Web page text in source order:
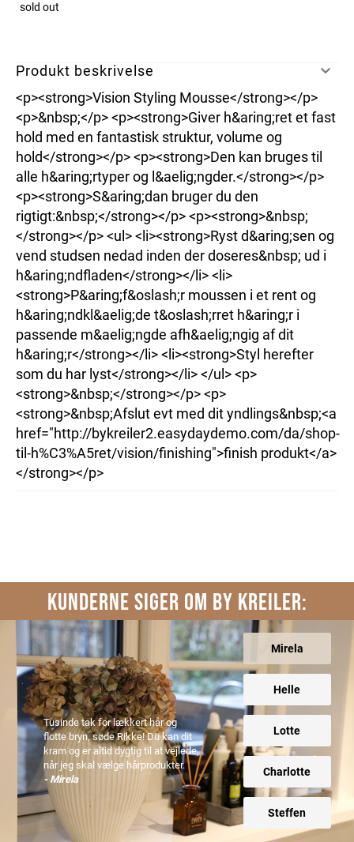
sold out
Produkt beskrivelse
<p><strong>Vision Styling Mousse</strong></p>
<p>&nbsp;</p> <p><strong>Giver h&aring;ret et fast
hold med en fantastisk struktur, volume og
hold</strong></p> <p><strong>Den kan bruges til
alle h&aring;rtyper og l&aelig;ngder.</strong></p>
<p><strong>S&aring;dan bruger du den
rigtigt:&nbsp;</strong></p> <p><strong>&nbsp;
</strong></p> <ul> <li><strong>Ryst d&aring;sen og
vend studsen nedad inden der doseres&nbsp; ud i
h&aring;ndfladen</strong></li> <li>
<strong>P&aring;f&oslash;r moussen i et rent og
h&aring;ndkl&aelig;de t&oslash;rret h&aring;r i
passende m&aelig;ngde afh&aelig;ngig af dit
h&aring;r</strong></li> <li><strong>Styl herefter
som du har lyst</strong></li> </ul> <p>
<strong>&nbsp;</strong></p> <p>
<strong>&nbsp;Afslut evt med dit yndlings&nbsp;<a
href="http://bykreiler2.easydaydemo.com/da/shop-
til-h%C3%A5ret/vision/finishing">finish produkt</a>
</strong></p>
KUNDERNE SIGER OM BY KREILER:
Mirela
Helle
Lotte
Charlotte
Steffen
Tusinde tak for lækkert hår og
flotte bryn, søde Rikke! Du kan dit
kram og er altid dygtig til at vejlede,
når jeg skal vælge hårprodukter.
- Mirela